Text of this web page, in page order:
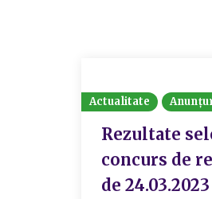
Actualitate
Rezultate
concurs de
de